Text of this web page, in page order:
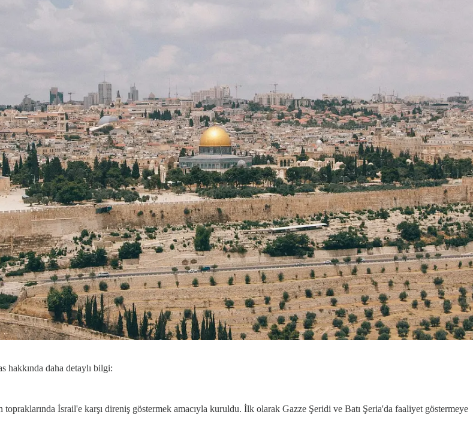
daha detaylı bilgi:
İsrail'e karşı direniş göstermek amacıyla kuruldu. İlk olarak Gazze Şeridi ve Batı Şeria'da faaliyet göstermeye